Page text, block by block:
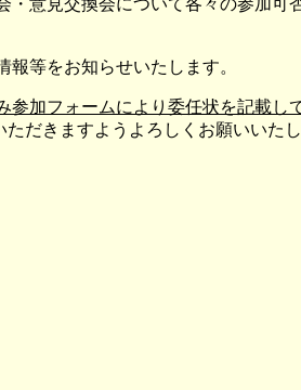
意見交換会について各々の参加可
等をお知らせいたします。
参加フォームにより委任状を記載し
ただきますようよろしくお願いいたし